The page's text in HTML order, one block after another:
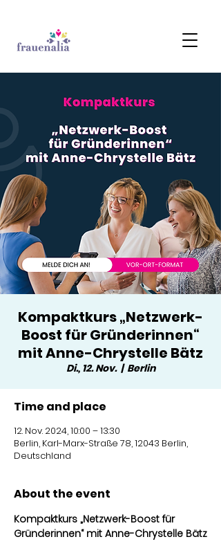
Kompaktkurs „Netzwerk-
Boost für Gründerinnen“
mit Anne-Chrystelle Bätz
Di., 12. Nov.
  |
Berlin
Time and place
12. Nov. 2024, 10:00 – 13:30
Berlin, Karl-Marx-Straße 78, 12043 Berlin,
Deutschland
About the event
Kompaktkurs „Netzwerk-Boost für
Gründerinnen“ mit Anne-Chrystelle Bätz